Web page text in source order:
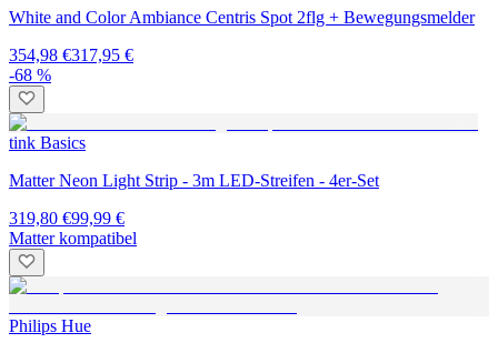
White and Color Ambiance Centris Spot 2flg + Bewegungsmelder
354,98 €317,95 €
-68 %
tink Basics
Matter Neon Light Strip - 3m LED-Streifen - 4er-Set
319,80 €99,99 €
Matter kompatibel
Philips Hue